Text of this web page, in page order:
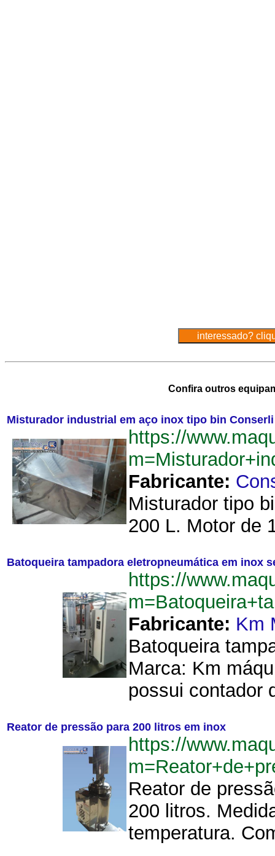
Confira outros
Misturador industrial em aço inox tipo bin Conserli
https://
Fabricante:
Misturador tipo
200 L. Motor de
Batoqueira tampadora eletropneumática em inox
https://
Fabricante: Km
Batoqueira
Marca: Km
possui contador
Reator de pressão para 200 litros em inox
https://
Reator de
200 litros.
temperatura.